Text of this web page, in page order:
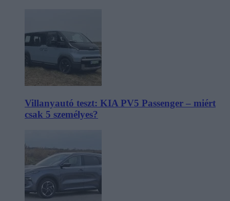
Villanyautó teszt: KIA PV5 Passenger – miért
csak 5 személyes?